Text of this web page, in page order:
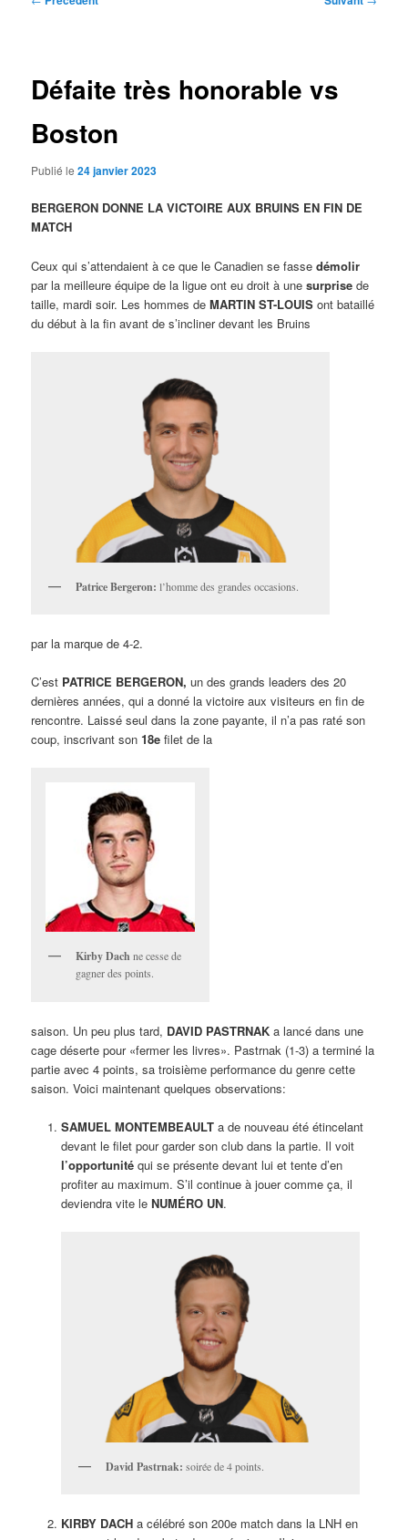
Défaite très honorable vs
Boston
Publié le24 janvier 2023
BERGERON DONNE LA VICTOIRE AUX BRUINS EN FIN DE
MATCH
Ceux qui s’attendaient à ce que le Canadien se fassedémolir
par la meilleure équipe de la ligue ont eu droit à unesurprise de
taille, mardi soir. Les hommes deMARTIN ST-LOUIS ont bataillé
du début à la fin avant de s’incliner devant les Bruins
Patrice Bergeron: l’homme des grandes occasions.
par la marque de 4-2.
C’est PATRICE BERGERON, un des grands leaders des 20
dernières années, qui a donné la victoire aux visiteurs en fin de
rencontre. Laissé seul dans la zone payante, il n’a pas raté son
coup, inscrivant son18e filet de la
Kirby Dach ne cesse de
gagner des points.
saison. Un peu plus tard, DAVID PASTRNAK a lancé dans une
cage déserte pour «fermer les livres». Pastrnak (1-3) a terminé la
partie avec 4 points, sa troisième performance du genre cette
saison. Voici maintenant quelques observations:
SAMUEL MONTEMBEAULTa de nouveau été étincelant
devant le filet pour garder son club dans la partie. Il voit
l’opportunitéqui se présente devant lui et tente d’en
profiter au maximum. S’il continue à jouer comme ça, il
deviendra vite le NUMÉRO UN.
David Pastrnak: soirée de 4 points.
KIRBY DACHa célébré son 200e match dans la LNH en